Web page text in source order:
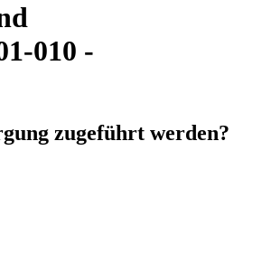
010 -
zugeführt werden?